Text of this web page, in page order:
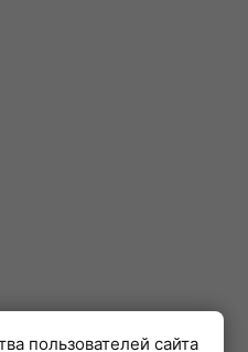
пользователей сайта